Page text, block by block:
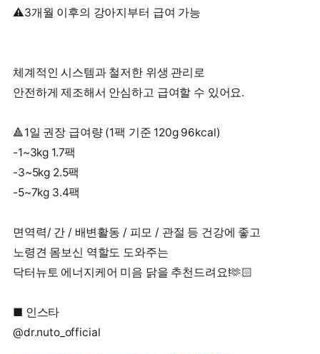
⚠️3개월 이후의 강아지부터 급여 가능
체계적인 시스템과 철저한 위생 관리로
안전하게 제조해서 안심하고 급여할 수 있어요.
🔺1일 권장 급여량 (1팩 기준 120g 96kcal)
-1~3kg 1.7팩
-3~5kg 2.5팩
-5~7kg 3.4팩
면역력/ 간 / 배변활동 / 피모 / 관절 등 건강에 좋고
노령견 몸보신 역할도 도와주는
닥터뉴토 에너지케어 미음 닭을 추천드려요!🫶🏻
■ 인스타
@dr.nuto_official